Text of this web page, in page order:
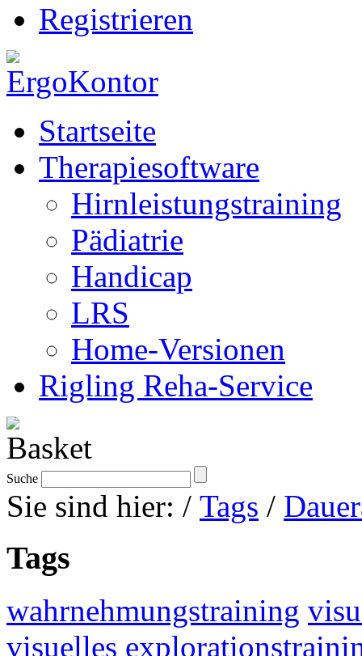
Registrieren
Startseite
Therapiesoftware
Hirnleistungstraining
Pädiatrie
Handicap
LRS
Home-Versionen
Rigling Reha-Service
Suche
Sie sind hier: / Tags /
Tags
wahrnehmungstraining
visuelles